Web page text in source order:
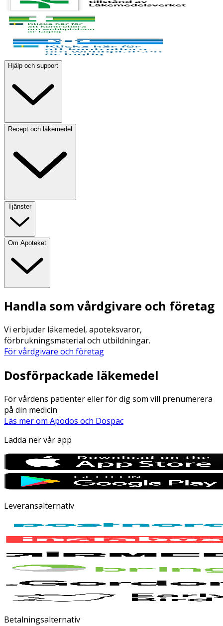
Hjälp och support
Recept och läkemedel
Tjänster
Om Apoteket
Handla som vårdgivare och företag
Vi erbjuder läkemedel, apoteksvaror,
förbrukningsmaterial och utbildningar.
För vårdgivare och företag
Dosförpackade läkemedel
För vårdens patienter eller för dig som vill prenumerera
på din medicin
Läs mer om Apodos och Dospac
Ladda ner vår app
Leveransalternativ
Betalningsalternativ